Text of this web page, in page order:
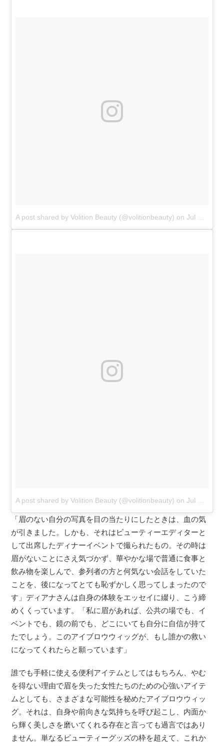
A post shared by Volition Beauty (@volitionbeauty) onJul 8, 2017 at 8:10pm PDT
A post shared by Volition Beauty (@volitionbeauty) onJul 12, 2017 at 6:29pm PDT
「眉のない自分の写真を目の当たりにしたときは、血の気
が引きました。しかも、それはビューティーエディターと
して出席したディナーイベントで撮られたもの。その時は
眉がないことにさえ気づかず、華やかな場で普通に食事と
飲み物を楽しんで、参列者の方と何気ない会話をしていた
ことを、後になってとても恥ずかしく思ってしまったので
す」ディアナさんは自身の体験をエッセイに綴り、こう締
めくくっています。「私に眉があれば、公共の場でも、イ
ベントでも、鏡の前でも、どこにいても自分に自信が持て
たでしょう。このアイブロウウィッグが、もし誰かの救い
になってくれたらと願っています」
誰でも手軽に使える便利アイテムとしてはもちろん、やむ
を得ない理由で眉を失った女性たちのための心強いアイテ
ムとしても、さまざまな可能性を秘めたアイブロウウィッ
グ。それは、自身や前向きな気持ちを呼び起こし、内面か
ら輝く美しさを磨いてくれる存在と言っても過言ではあり
ません。単なるビューティーグッズの枠を超えて、これか